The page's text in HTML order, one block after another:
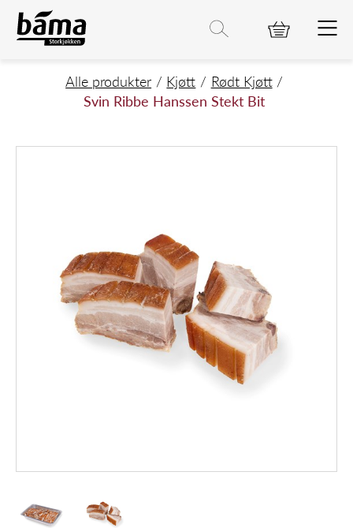
Svin Ribbe Hanssen Stekt Bit
Hovedinnhold
Hovedmeny
HovedmenyAlle produkter Kjøtt
Rødt Kjøtt
Svin Ribbe Hanssen Stekt Bit